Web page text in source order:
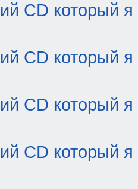
CD который я
CD который я
CD который я
CD который я